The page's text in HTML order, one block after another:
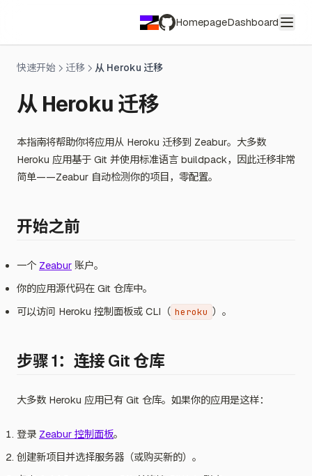
HomepageDashboard
快速开始 迁移 从 Heroku 迁移
从 Heroku 迁移
本指南将帮助你将应用从 Heroku 迁移到 Zeabur。大多数
Heroku 应用基于 Git 并使用标准语言 buildpack，因此迁移非常
简单——Zeabur 自动检测你的项目，零配置。
开始之前
一个 Zeabur 账户。
你的应用源代码在 Git 仓库中。
可以访问 Heroku 控制面板或 CLI（ heroku ）。
步骤 1：连接 Git 仓库
大多数 Heroku 应用已有 Git 仓库。如果你的应用是这样：
登录 Zeabur 控制面板。
创建新项目并选择服务器（或购买新的）。